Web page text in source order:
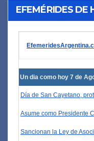
EFEMÉRIDES DE
Un dia como hoy 7 de
Día de San Cayetano,
Asume como Presidente
Sancionan la Ley de